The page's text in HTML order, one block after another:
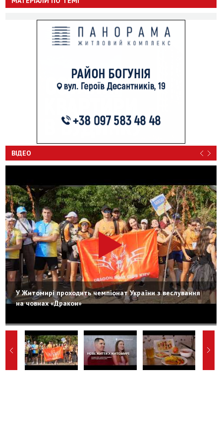
ВІДЕО
У Житомирі проходить чемпіонат України з веслування
на човнах «Дракон»